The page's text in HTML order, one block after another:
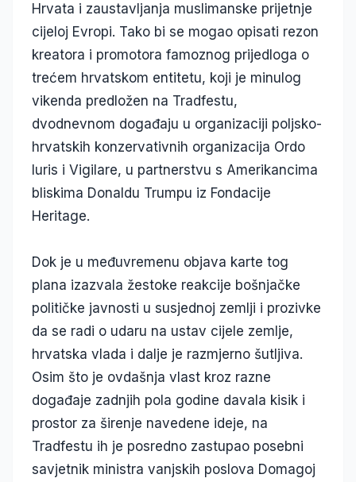
Hrvata i zaustavljanja muslimanske prijetnje
cijeloj Evropi. Tako bi se mogao opisati rezon
kreatora i promotora famoznog prijedloga o
trećem hrvatskom entitetu, koji je minulog
vikenda predložen na Tradfestu,
dvodnevnom događaju u organizaciji poljsko-
hrvatskih konzervativnih organizacija Ordo
Iuris i Vigilare, u partnerstvu s Amerikancima
bliskima Donaldu Trumpu iz Fondacije
Heritage.
Dok je u međuvremenu objava karte tog
plana izazvala žestoke reakcije bošnjačke
političke javnosti u susjednoj zemlji i prozivke
da se radi o udaru na ustav cijele zemlje,
hrvatska vlada i dalje je razmjerno šutljiva.
Osim što je ovdašnja vlast kroz razne
događaje zadnjih pola godine davala kisik i
prostor za širenje navedene ideje, na
Tradfestu ih je posredno zastupao posebni
savjetnik ministra vanjskih poslova Domagoj